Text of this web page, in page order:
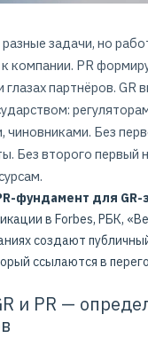
задачи, но
компании. PR
партнёров. GR
чиновниками. Без
Без второго первый
фундамент для GR-
в Forbes, РБК,
создают
ссылаются в
и PR —